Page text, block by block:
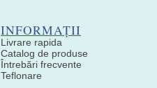
INFORMAȚII
Livrare rapida
Catalog de produse
Întrebări frecvente
Teflonare